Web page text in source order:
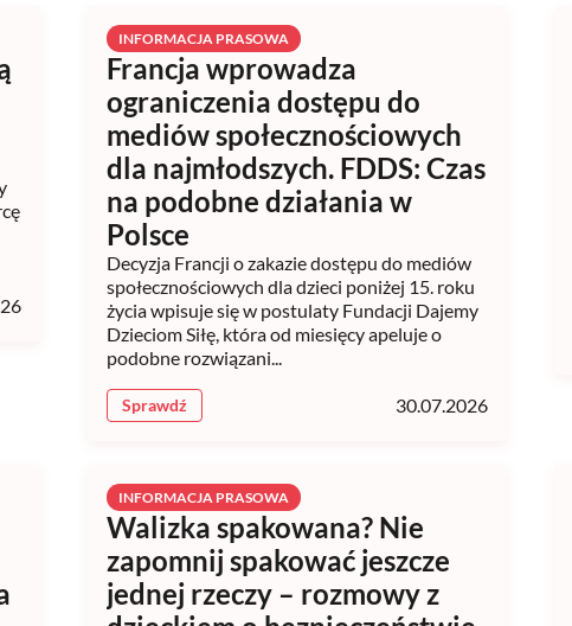
INFORMACJA PRASOWA
Francja wprowadza
ograniczenia dostępu do
mediów społecznościowych
dla najmłodszych. FDDS: Czas
na podobne działania w
Polsce
Decyzja Francji o zakazie dostępu do mediów
społecznościowych dla dzieci poniżej 15. roku
życia wpisuje się w postulaty Fundacji Dajemy
Dzieciom Siłę, która od miesięcy apeluje o
podobne rozwiązani...
Sprawdź 30.07.2026
INFORMACJA PRASOWA
Walizka spakowana? Nie
zapomnij spakować jeszcze
jednej rzeczy – rozmowy z